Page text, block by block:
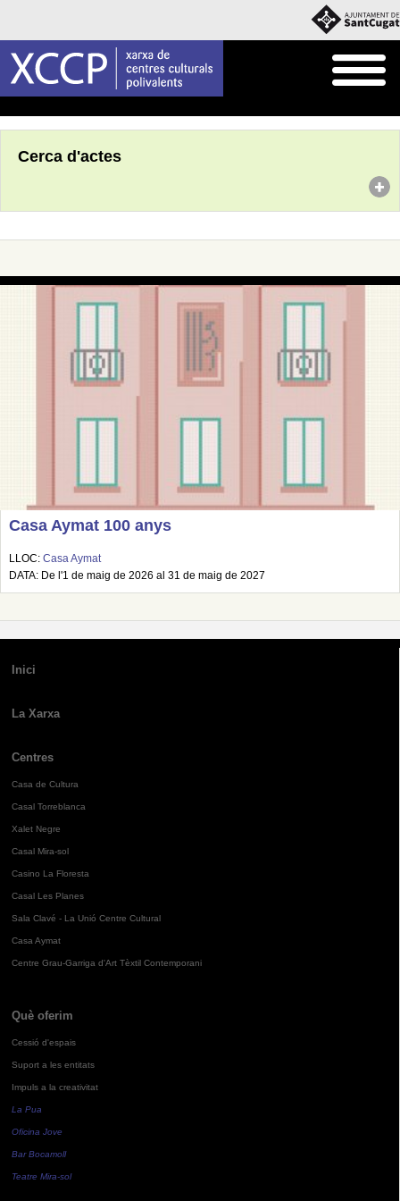
Cerca d'actes
Casa Aymat 100 anys
LLOC: Casa Aymat
DATA: De l'1 de maig de 2026 al 31 de maig de 2027
Inici
La Xarxa
Centres
Casa de Cultura
Casal Torreblanca
Xalet Negre
Casal Mira-sol
Casino La Floresta
Casal Les Planes
Sala Clavé - La Unió Centre Cultural
Casa Aymat
Centre Grau-Garriga d'Art Tèxtil Contemporani
Què oferim
Cessió d'espais
Suport a les entitats
Impuls a la creativitat
La Pua
Oficina Jove
Bar Bocamoll
Teatre Mira-sol